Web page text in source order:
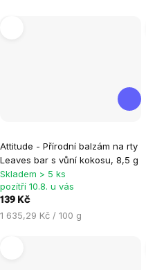
Attitude - Přírodní balzám na rty
Leaves bar s vůní kokosu, 8,5 g
Skladem > 5 ks
pozítří 10.8. u vás
139 Kč
Měrná
1 635,29 Kč / 100 g